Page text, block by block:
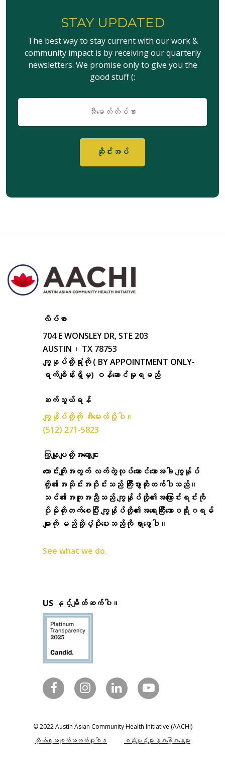
STAY UPDATED
The best way to stay current with our work &
community impact is by receiving our quarterly
newsletters. We promise only to give you the
good stuff (:
မေး
လိပ်စာ
704 E WONSLEY DR, STE 203
AUSTIN၊ TX 78753
ကျွနုပ်တို့ရုံးကို ( BY APPOINTMENT ONLY-
ရက်ချိန်းရှိမှ) ဝန်ဆောင်မှုရမည်
ဆက်သွယ်ရန်
ကျွန်ုပ်တို့ကို အီးမေးလ်ပို့ပါ။
(512) 271-5823
ကြှနျုပျတို့အကွောငျး
ကောင်းကျိုးအတွက် လက်တွဲလုပ်ဆောင်သောအခါ ကျွန်ုပ်
တို့၏အသိုင်းအဝိုင်းသည် ကြီးပွားတိုးတက်ပါသည်။
သင်၏အကူအညီသည် ကျွန်ုပ်တို့၏အကြောင်းရင်းကို
ပိုမိုတိုးတက်စေပြီး ကျွန်ုပ်တို့၏အရေးကြီးသောပရိုဂရမ်
များကို မည်သို့ပံ့ပိုးပေးသည်ကို ရှာဖွေပါ။
See what we do.
US နှင့်ချိတ်ဆက်ပါ။
© 2022 Austin Asian Community Health Initiative (AACHI)
ကိုယ်ရေးအချက်အလက်မူဝါဒ
စည်းမျဉ်းများနဲ့အခြေအနေများ